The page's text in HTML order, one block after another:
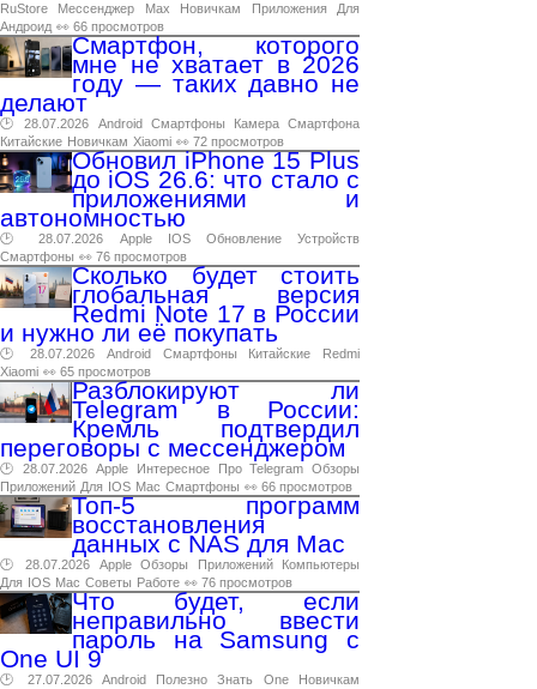
RuStore
Мессенджер Max Новичкам Приложения
Для
Андроид 👀 66 просмотров
Смартфон, которого
мне не хватает в 2026
году — таких давно не
делают
🕑 28.07.2026 Android Смартфоны Камера Смартфона
Китайские Новичкам Xiaomi 👀 72 просмотров
Обновил iPhone 15 Plus
до iOS 26.6: что стало с
приложениями и
автономностью
🕑 28.07.2026 Apple IOS Обновление
Устройств
Смартфоны 👀 76 просмотров
Сколько будет стоить
глобальная версия
Redmi Note 17 в России
и нужно ли её покупать
🕑 28.07.2026 Android Смартфоны Китайские
Redmi
Xiaomi 👀 65 просмотров
Разблокируют ли
Telegram в России:
Кремль подтвердил
переговоры с мессенджером
🕑 28.07.2026 Apple Интересное Про Telegram Обзоры
Приложений Для IOS Mac Смартфоны 👀 66 просмотров
Топ-5 программ
восстановления
данных с NAS для Mac
🕑 28.07.2026 Apple Обзоры Приложений
Компьютеры
Для IOS Mac Советы Работе 👀 76 просмотров
Что будет, если
неправильно ввести
пароль на Samsung с
One UI 9
🕑 27.07.2026 Android Полезно Знать One
Новичкам